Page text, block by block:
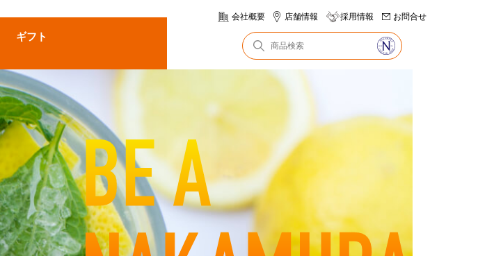
ギフト
会社概要 店舗情報 採用情報 お問合せ